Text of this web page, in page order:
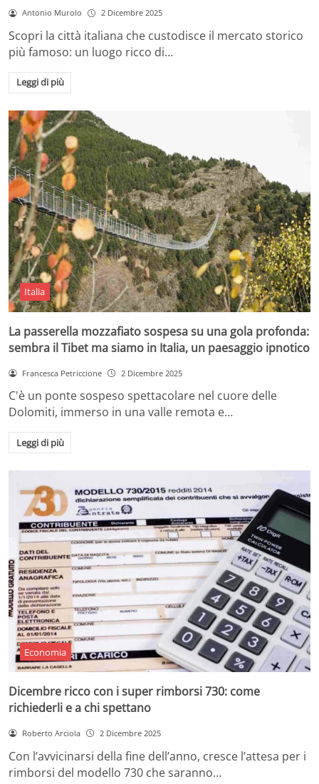
Antonio Murolo 2 Dicembre 2025
Scopri la città italiana che custodisce il mercato storico
più famoso: un luogo ricco di…
Leggi di più
Italia
La passerella mozzafiato sospesa su una gola profonda:
sembra il Tibet ma siamo in Italia, un paesaggio ipnotico
Francesca Petriccione 2 Dicembre 2025
C'è un ponte sospeso spettacolare nel cuore delle
Dolomiti, immerso in una valle remota e…
Leggi di più
Economia
Dicembre ricco con i super rimborsi 730: come
richiederli e a chi spettano
Roberto Arciola 2 Dicembre 2025
Con l’avvicinarsi della fine dell’anno, cresce l’attesa per i
rimborsi del modello 730 che saranno…